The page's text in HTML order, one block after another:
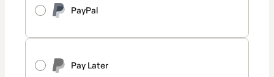
PayPal
Pay Later